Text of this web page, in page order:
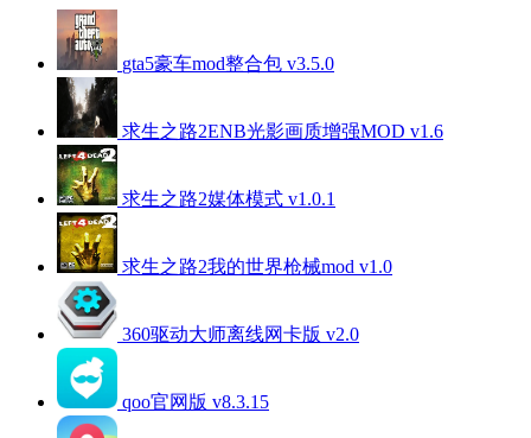
gta5豪车mod整合包 v3.5.0
求生之路2ENB光影画质增强MOD v1.6
求生之路2媒体模式 v1.0.1
求生之路2我的世界枪械mod v1.0
360驱动大师离线网卡版 v2.0
qoo官网版 v8.3.15